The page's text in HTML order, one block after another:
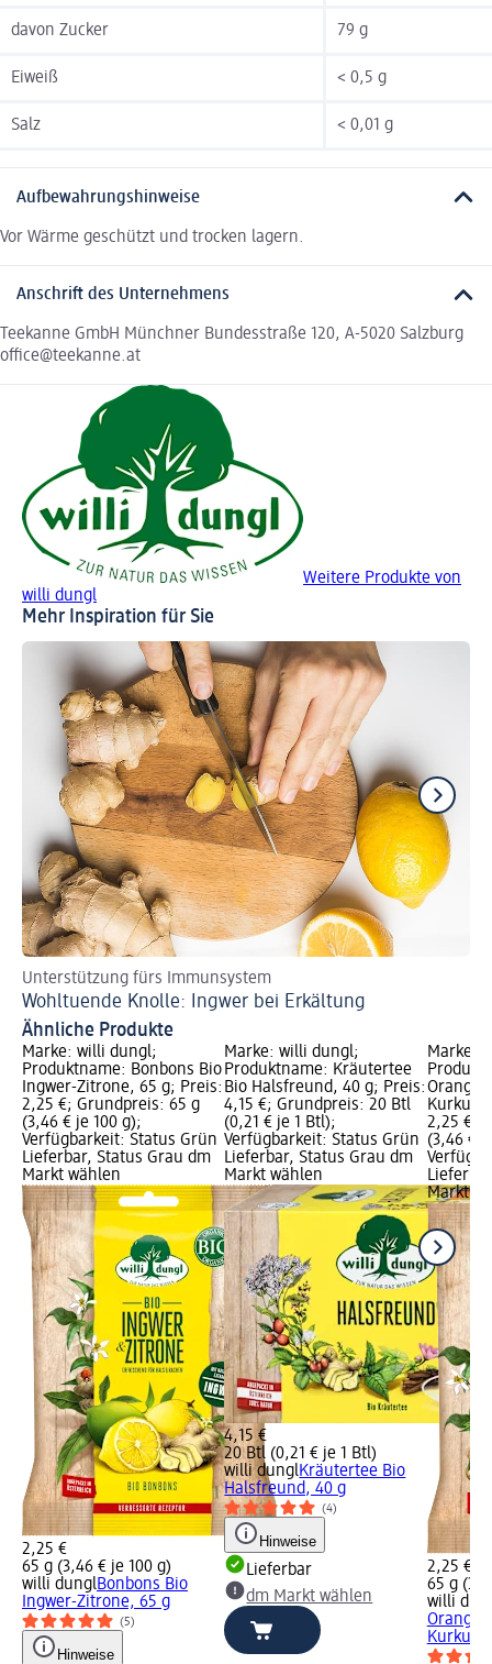
davon Zucker 79 g
Eiweiß < 0,5 g
Salz < 0,01 g
Aufbewahrungshinweise
Vor Wärme geschützt und trocken lagern.
Anschrift des Unternehmens
Teekanne GmbH Münchner Bundesstraße 120, A-5020 Salzburg
office@teekanne.at
Weitere Produkte von
willi dungl
Mehr Inspiration für Sie
Unterstützung fürs Immunsystem
Wohltuende Knolle: Ingwer bei Erkältung
Ähnliche Produkte
Marke: willi dungl;
Produktname: Bonbons Bio
Ingwer-Zitrone, 65 g; Preis:
2,25 €; Grundpreis: 65 g
(3,46 € je 100 g);
Verfügbarkeit: Status Grün
Lieferbar, Status Grau dm
Markt wählen
2,25 €
65 g (3,46 € je 100 g)
willi dunglBonbons Bio
Ingwer-Zitrone, 65 g
(5)
Hinweise
Marke: willi dungl;
Produktname: Kräutertee
Bio Halsfreund, 40 g; Preis:
4,15 €; Grundpreis: 20 Btl
(0,21 € je 1 Btl);
Verfügbarkeit: Status Grün
Lieferbar, Status Grau dm
Markt wählen
4,15 €
20 Btl (0,21 € je 1 Btl)
willi dunglKräutertee Bio
Halsfreund, 40 g
(4)
Hinweise
Lieferbar
dm Markt wählen
Marke:
Orange,
2,25 €;
(3,46 €
Markt
2,25 €
65 g
willi
Orange,